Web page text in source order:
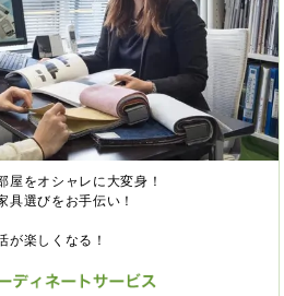
屋をオシャレに大変身！
具選びをお手伝い！
が楽しくなる！